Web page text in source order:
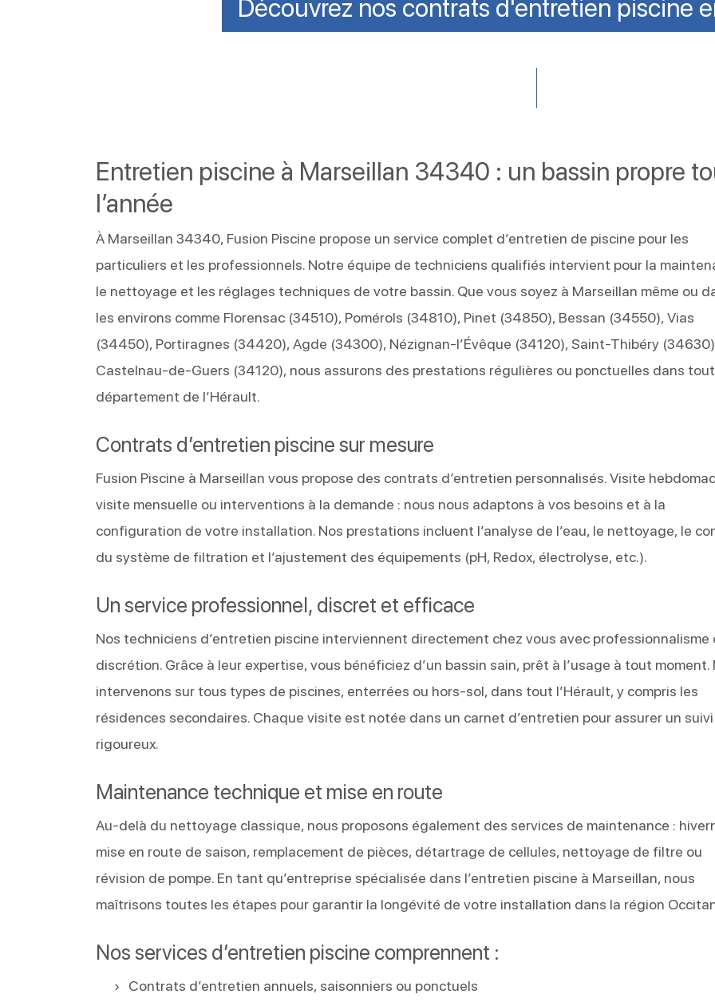
Découvrez nos contrats d'entretien piscine
Entretien piscine à Marseillan 34340 : un bassin propre
l’année
À Marseillan 34340, Fusion Piscine propose un service complet d’entretien de piscine pour les
particuliers et les professionnels. Notre équipe de techniciens qualifiés intervient pour la
le nettoyage et les réglages techniques de votre bassin. Que vous soyez à Marseillan même ou
les environs comme Florensac (34510), Pomérols (34810), Pinet (34850), Bessan (34550), Vias
(34450), Portiragnes (34420), Agde (34300), Nézignan‑l’Évêque (34120), Saint‑Thibéry
Castelnau‑de‑Guers (34120), nous assurons des prestations régulières ou ponctuelles dans
département de l’Hérault.
Contrats d’entretien piscine sur mesure
Fusion Piscine à Marseillan vous propose des contrats d’entretien personnalisés. Visite
visite mensuelle ou interventions à la demande : nous nous adaptons à vos besoins et à la
configuration de votre installation. Nos prestations incluent l’analyse de l’eau, le nettoyage, le
du système de filtration et l’ajustement des équipements (pH, Redox, électrolyse, etc.).
Un service professionnel, discret et efficace
Nos techniciens d’entretien piscine interviennent directement chez vous avec professionnalisme
discrétion. Grâce à leur expertise, vous bénéficiez d’un bassin sain, prêt à l’usage à tout moment.
intervenons sur tous types de piscines, enterrées ou hors-sol, dans tout l’Hérault, y compris les
résidences secondaires. Chaque visite est notée dans un carnet d’entretien pour assurer un suivi
rigoureux.
Maintenance technique et mise en route
Au-delà du nettoyage classique, nous proposons également des services de maintenance :
mise en route de saison, remplacement de pièces, détartrage de cellules, nettoyage de filtre ou
révision de pompe. En tant qu’entreprise spécialisée dans l’entretien piscine à Marseillan, nous
maîtrisons toutes les étapes pour garantir la longévité de votre installation dans la région
Nos services d’entretien piscine comprennent :
Contrats d’entretien annuels, saisonniers ou ponctuels